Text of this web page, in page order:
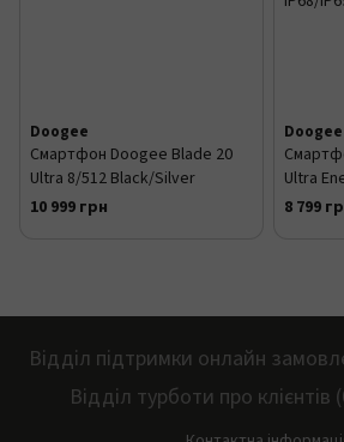
Doogee
Смартфон Doogee Blade 20
Ultra 8/512 Black/Silver
10 999 грн
Doogee
Ultra
8 799
Відділ підтримки онлайн
Відділ турботи про клієнтів